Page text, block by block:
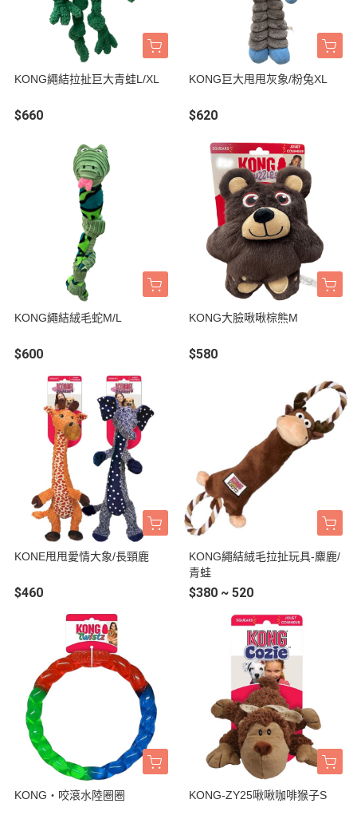
KONG繩結拉扯巨大青蛙L/XL
$660
KONG巨大甩甩灰象/粉兔XL
$620
KONG繩結絨毛蛇M/L
$600
KONG大臉啾啾棕熊M
$580
KONE甩甩愛情大象/長頸鹿
$460
KONG繩結絨毛拉扯玩具-麋鹿/
青蛙
$380 ~ 520
KONG‧咬滾水陸圈圈 KONG-ZY25啾啾咖啡猴子S